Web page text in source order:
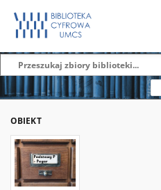
OBIEKT